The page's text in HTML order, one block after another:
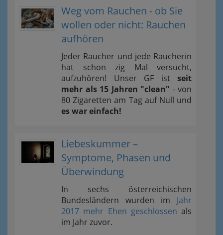
Weg vom Rauchen - ob Sie
wollen oder nicht: Rauchen
aufhören
Jeder Raucher und jede Raucherin
hat schon zig Mal versucht,
aufzuhören! Unser GF ist seit
mehr als 15 Jahren "clean" - von
80 Zigaretten am Tag auf Null und
es war einfach!
Liebeskummer –
Symptome, Phasen und
Überwindung
In sechs österreichischen
Bundesländern wurden im Jahr
2017 mehr Ehen geschlossen als
im Jahr zuvor.